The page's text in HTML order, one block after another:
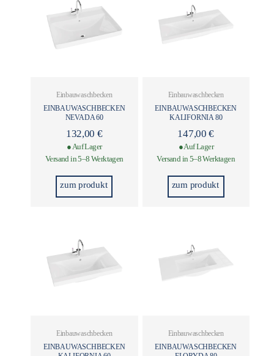
Einbauwaschbecken
EINBAUWASCHBECKEN
NEVADA 60
132,00 €
● Auf Lager
Versand in 5–8 Werktagen
zum produkt
Einbauwaschbecken
EINBAUWASCHBECKEN
KALIFORNIA 80
147,00€
● Auf Lager
Versand in 5–8 Werktagen
zum produkt
Einbauwaschbecken
EINBAUWASCHBECKEN
Einbauwaschbecken
EINBAUWASCHBECKEN